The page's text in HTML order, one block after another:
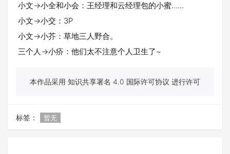
小文→小全和小会：王经理和云经理包的小蜜……
小文→小交：3P
小文→小芥：草地三人野合。
三个人→小疥：他们太不注意个人卫生了~
本作品采用 知识共享署名 4.0 国际许可协议 进行许可
标签： 暂无